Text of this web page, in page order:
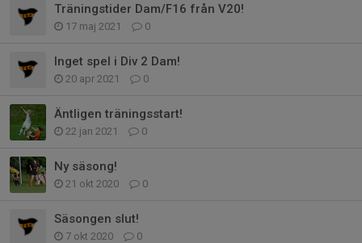
Träningstider Dam/F16 från V20!
17 maj 2021 0
Inget spel i Div 2 Dam!
20 apr 2021 0
Äntligen träningsstart!
22 jan 2021 0
Ny säsong!
21 okt 2020 0
Säsongen slut!
7 okt 2020 0